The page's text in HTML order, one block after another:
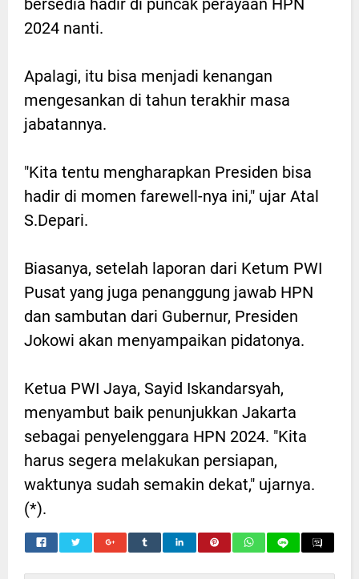
bersedia hadir di puncak perayaan HPN
2024 nanti.
Apalagi, itu bisa menjadi kenangan
mengesankan di tahun terakhir masa
jabatannya.
"Kita tentu mengharapkan Presiden bisa
hadir di momen farewell-nya ini," ujar Atal
S.Depari.
Biasanya, setelah laporan dari Ketum PWI
Pusat yang juga penanggung jawab HPN
dan sambutan dari Gubernur, Presiden
Jokowi akan menyampaikan pidatonya.
Ketua PWI Jaya, Sayid Iskandarsyah,
menyambut baik penunjukkan Jakarta
sebagai penyelenggara HPN 2024. "Kita
harus segera melakukan persiapan,
waktunya sudah semakin dekat," ujarnya.
(*).